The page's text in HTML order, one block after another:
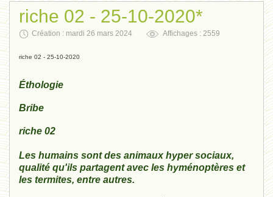
riche 02 - 25-10-2020*
Création : mardi 26 mars 2024 Affichages : 2559
riche 02 - 25-10-2020
Éthologie
Bribe
riche 02
Les humains sont des animaux hyper sociaux,
qualité qu'ils partagent avec les hyménoptères et
les termites, entre autres.